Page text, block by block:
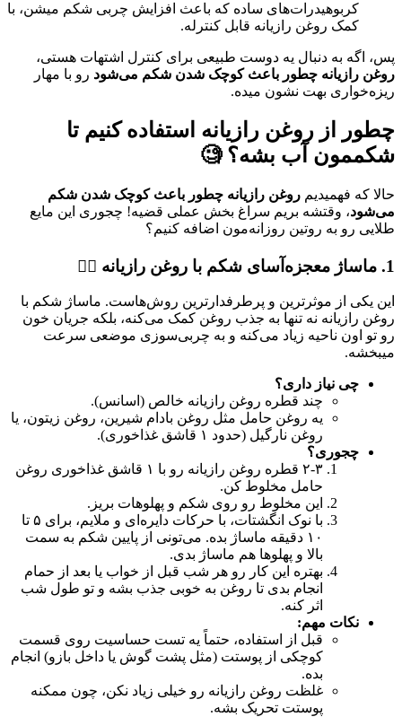
کربوهیدرات‌های ساده که باعث افزایش چربی شکم میشن، با
کمک روغن رازیانه قابل کنترله.
پس، اگه به دنبال یه دوست طبیعی برای کنترل اشتهات هستی،
روغن رازیانه چطور باعث کوچک شدن شکم می‌شود رو با مهار
ریزه‌خواری بهت نشون میده.
چطور از روغن رازیانه استفاده کنیم تا
شکممون آب بشه؟ 🧐
حالا که فهمیدیم روغن رازیانه چطور باعث کوچک شدن شکم
می‌شود، وقتشه بریم سراغ بخش عملی قضیه! چجوری این مایع
طلایی رو به روتین روزانه‌مون اضافه کنیم؟
1. ماساژ معجزه‌آسای شکم با روغن رازیانه 💆‍♀️
این یکی از موثرترین و پرطرفدارترین روش‌هاست. ماساژ شکم با
روغن رازیانه نه تنها به جذب روغن کمک می‌کنه، بلکه جریان خون
رو تو اون ناحیه زیاد می‌کنه و به چربی‌سوزی موضعی سرعت
میبخشه.
چی نیاز داری؟
چند قطره روغن رازیانه خالص (اسانس).
یه روغن حامل مثل روغن بادام شیرین، روغن زیتون، یا
روغن نارگیل (حدود ۱ قاشق غذاخوری).
چجوری؟
۲-۳ قطره روغن رازیانه رو با ۱ قاشق غذاخوری روغن
حامل مخلوط کن.
این مخلوط رو روی شکم و پهلوهات بریز.
با نوک انگشتات، با حرکات دایره‌ای و ملایم، برای ۵ تا
۱۰ دقیقه ماساژ بده. می‌تونی از پایین شکم به سمت
بالا و پهلوها هم ماساژ بدی.
بهتره این کار رو هر شب قبل از خواب یا بعد از حمام
انجام بدی تا روغن به خوبی جذب بشه و تو طول شب
اثر کنه.
نکات مهم:
قبل از استفاده، حتماً یه تست حساسیت روی قسمت
کوچکی از پوستت (مثل پشت گوش یا داخل بازو) انجام
بده.
غلظت روغن رازیانه رو خیلی زیاد نکن، چون ممکنه
پوستت تحریک بشه.